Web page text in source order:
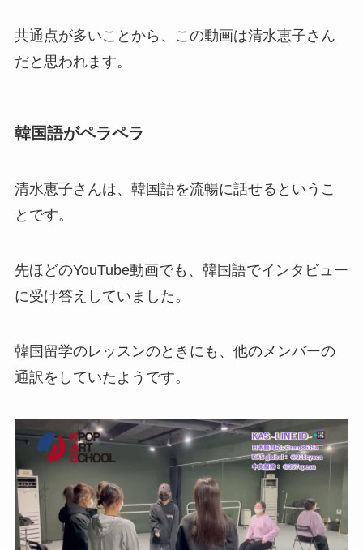
共通点が多いことから、この動画は清水恵子さん
だと思われます。
韓国語がペラペラ
清水恵子さんは、韓国語を流暢に話せるというこ
とです。
先ほどのYouTube動画でも、韓国語でインタビュー
に受け答えしていました。
韓国留学のレッスンのときにも、他のメンバーの
通訳をしていたようです。